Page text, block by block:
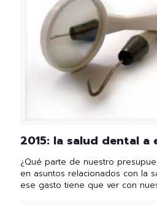
2015: la salud dental a
¿Qué parte de nuestro
en asuntos relacionados con la
ese gasto tiene que ver con